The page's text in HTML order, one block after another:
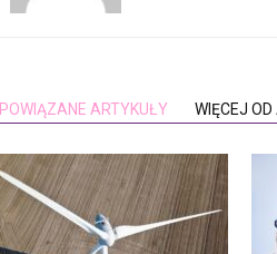
POWIĄZANE ARTYKUŁY WIĘCEJ